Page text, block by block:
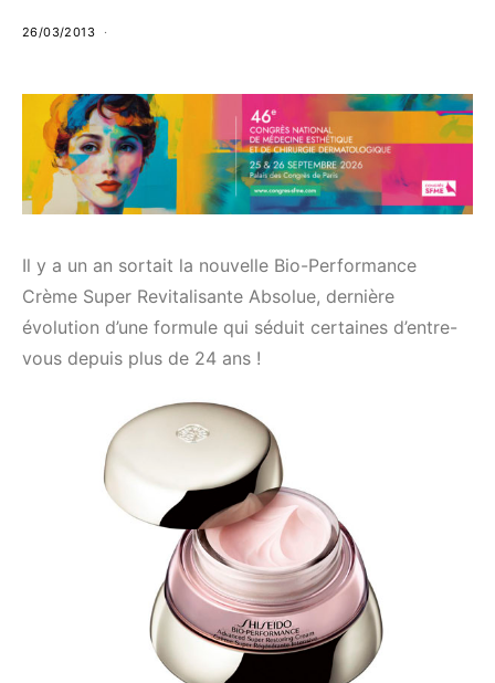
26/03/2013
Il y a un an sortait la nouvelle Bio-Performance
Crème Super Revitalisante Absolue, dernière
évolution d’une formule qui séduit certaines d’entre-
vous depuis plus de 24 ans !